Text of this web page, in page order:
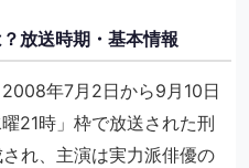
放送時期・基本情報
2008年7月2日から9月10日
21時」枠で放送された刑
れ、主演は実力派俳優の